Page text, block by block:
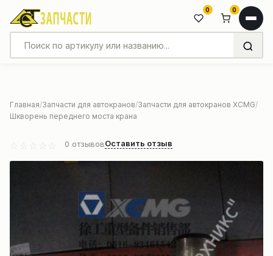
0 0
Главная Запчасти для автокранов Запчасти для автокранов XCMG
Шкворень переднего моста крана
0 отзывовОставить отзыв